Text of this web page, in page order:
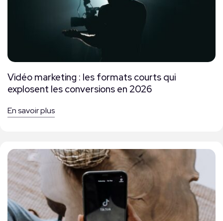
Vidéo marketing : les formats courts qui
explosent les conversions en 2026
En savoir plus